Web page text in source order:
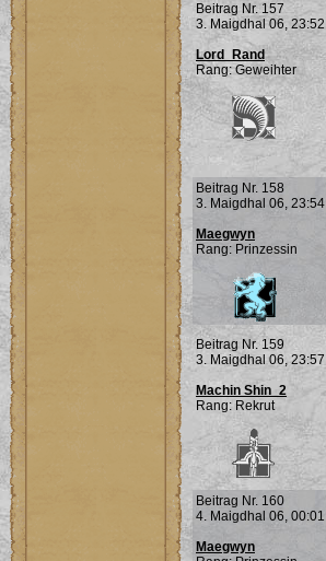
Beitrag Nr. 157
3. Maigdhal 06, 23:52
Lord_Rand
Rang: Geweihter
Beitrag Nr. 158
3. Maigdhal 06, 23:54
Maegwyn
Rang: Prinzessin
Beitrag Nr. 159
3. Maigdhal 06, 23:57
Machin Shin_2
Rang: Rekrut
Beitrag Nr. 160
4. Maigdhal 06, 00:01
Maegwyn